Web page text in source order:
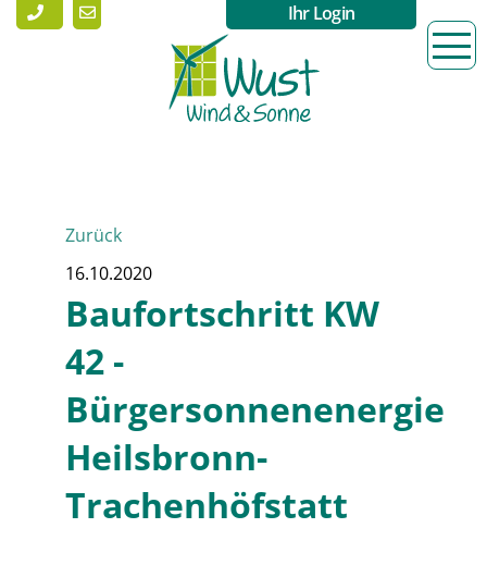
Ihr Login
Zurück
16.10.2020
Baufortschritt KW
42 -
Bürgersonnenenergie
Heilsbronn-
Trachenhöfstatt